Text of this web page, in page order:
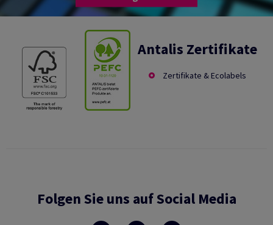
Antalis Zertifikate
Zertifikate & Ecolabels
Folgen Sie uns auf Social Media